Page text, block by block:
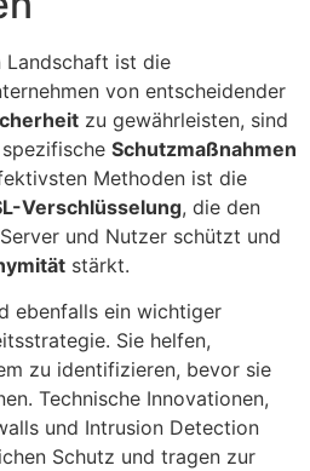
Landschaft ist die
von entscheidender
zu gewährleisten, sind
Schutzmaßnahmen
Methoden ist die
Verschlüsselung, die den
und Nutzer schützt und
stärkt.
ebenfalls ein wichtiger
Sie helfen,
zu identifizieren, bevor sie
Technische Innovationen,
und Intrusion Detection
Schutz und tragen zur